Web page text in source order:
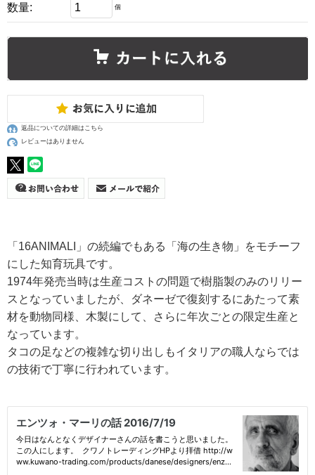
数量: 個
返品についての詳細はこちら
レビューはありません
「16ANIMALI」の続編でもある「海の生き物」をモチーフ
にした知育玩具です。
1974年発売当時は生産コストの問題で樹脂製のみのリリー
スとなっていましたが、ダネーゼで復刻するにあたって素
材を動物同様、木製にして、さらに年次ごとの限定生産と
なっています。
タコの足などの複雑な切り出しもイタリアの職人ならでは
の技術で丁寧に行われています。